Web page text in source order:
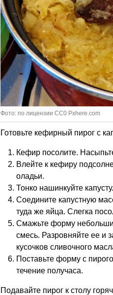
Фото: по лицензии CC0 Pxhere.com
Готовьте кефирный пирог с
Кефир посолите.
Влейте к кефиру
оладьи.
Тонко нашинкуйте
Соедините капустную
туда же яйца. Слегка
Смажьте форму
смесь. Разровняйте ее и
кусочков сливочного
Поставьте форму с
течение получаса.
Подавайте пирог к столу